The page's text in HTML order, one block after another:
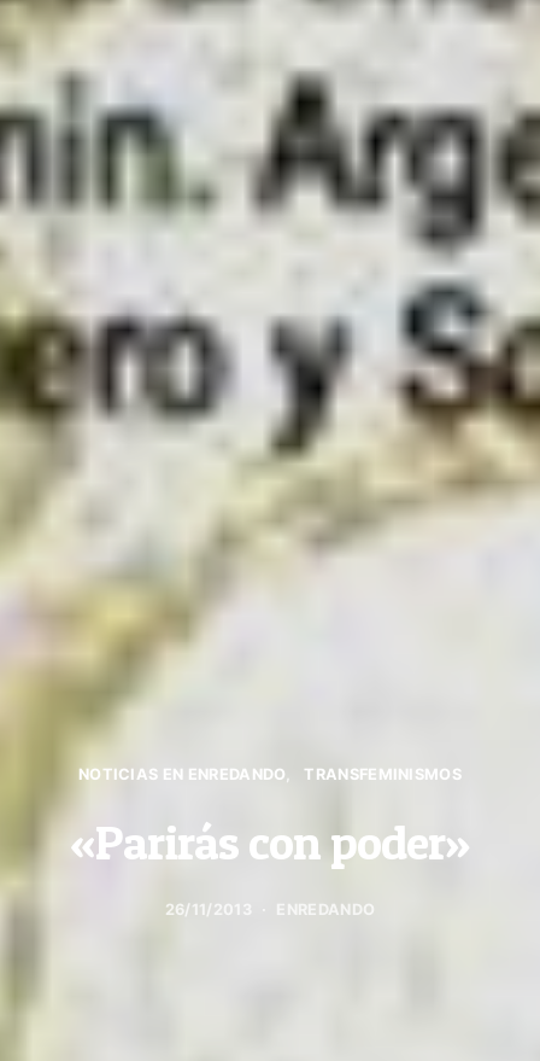
NOTICIAS EN ENREDANDO TRANSFEMINISMOS
«Parirás con poder»
26/11/2013 ENREDANDO